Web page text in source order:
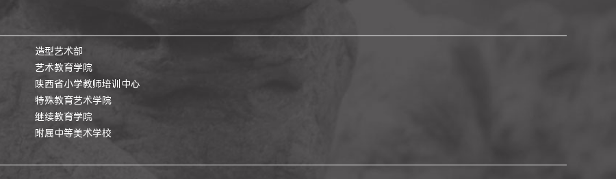
造型艺术部
艺术教育学院
陕西省小学教师培训中心
特殊教育艺术学院
继续教育学院
附属中等美术学校